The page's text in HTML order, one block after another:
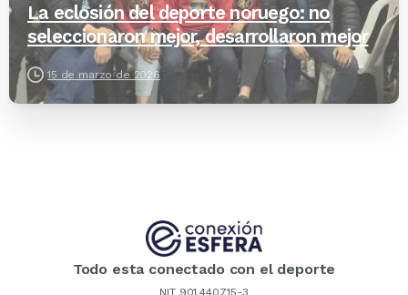
La eclosión del deporte noruego: no
seleccionaron mejor, desarrollaron mejor
15 de marzo de 2026
Todo esta conectado con el deporte
NIT 901.440.715-3